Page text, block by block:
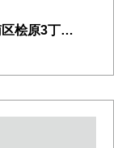
福岡県福岡市南区桧原3丁目26番9号